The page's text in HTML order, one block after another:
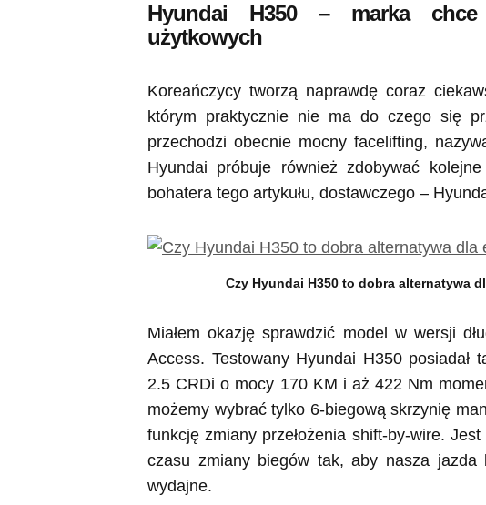
Hyundai H350 – marka
użytkowych
Koreańczycy tworzą naprawdę coraz
którym praktycznie nie ma do czego się
przechodzi obecnie mocny facelifting,
Hyundai próbuje również zdobywać
bohatera tego artykułu, dostawczego –
Czy Hyundai H350 to dobra alternatywa
Miałem okazję sprawdzić model w wersji
Access. Testowany Hyundai H350 posiadał
2.5 CRDi o mocy 170 KM i aż 422 Nm
możemy wybrać tylko 6-biegową skrzynię
funkcję zmiany przełożenia shift-by-wire.
czasu zmiany biegów tak, aby nasza jazda
wydajne.